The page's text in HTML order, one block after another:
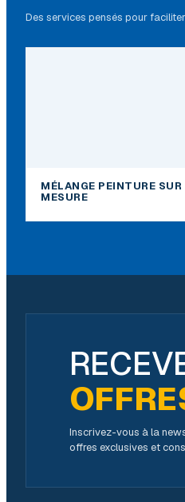
Des services pensés pour
MÉLANGE PEINTURE SUR
MESURE
Inscrivez-vous à la
offres exclusives et